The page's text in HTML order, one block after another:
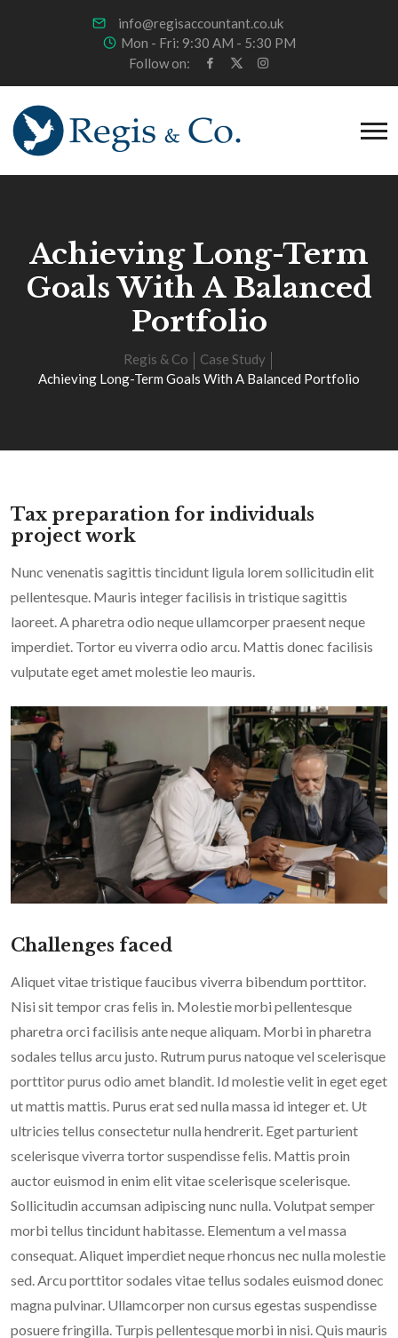
info@regisaccountant.co.uk
Mon - Fri: 9:30 AM - 5:30 PM
Follow on:
Achieving Long-Term
Goals With A Balanced
Portfolio
Regis & Co
Case Study
Achieving Long-Term Goals With A Balanced Portfolio
Tax preparation for individuals
project work
Nunc venenatis sagittis tincidunt ligula lorem sollicitudin elit
pellentesque. Mauris integer facilisis in tristique sagittis
laoreet. A pharetra odio neque ullamcorper praesent neque
imperdiet. Tortor eu viverra odio arcu. Mattis donec facilisis
vulputate eget amet molestie leo mauris.
Challenges faced
Aliquet vitae tristique faucibus viverra bibendum porttitor.
Nisi sit tempor cras felis in. Molestie morbi pellentesque
pharetra orci facilisis ante neque aliquam. Morbi in pharetra
sodales tellus arcu justo. Rutrum purus natoque vel scelerisque
porttitor purus odio amet blandit. Id molestie velit in eget eget
ut mattis mattis. Purus erat sed nulla massa id integer et. Ut
ultricies tellus consectetur nulla hendrerit. Eget parturient
scelerisque viverra tortor suspendisse felis. Mattis proin
auctor euismod in enim elit vitae scelerisque scelerisque.
Sollicitudin accumsan adipiscing nunc nulla. Volutpat semper
morbi tellus tincidunt habitasse. Elementum a vel massa
consequat. Aliquet imperdiet neque rhoncus nec nulla molestie
sed. Arcu porttitor sodales vitae tellus sodales euismod donec
magna pulvinar. Ullamcorper non cursus egestas suspendisse
posuere fringilla. Turpis pellentesque morbi in nisi. Quis mauris